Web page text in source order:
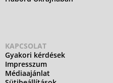
KAPCSOLAT
Gyakori kérdések
Impresszum
Médiaajánlat